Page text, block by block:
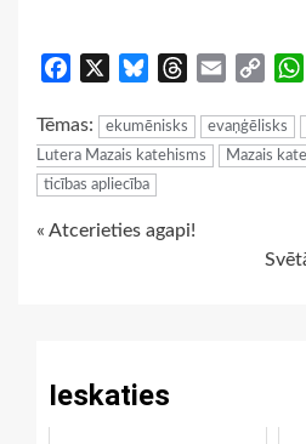
Facebook BlueskyThreads
Email
Copy
Tēmas: ekumēnisks evaņģēlisks
Lutera Mazais katehisms
Mazais
ticības apliecība
Continue
« Atcerieties agapi!
Ieskaties